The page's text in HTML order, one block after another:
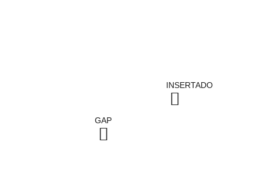
GAP
INSERTADO